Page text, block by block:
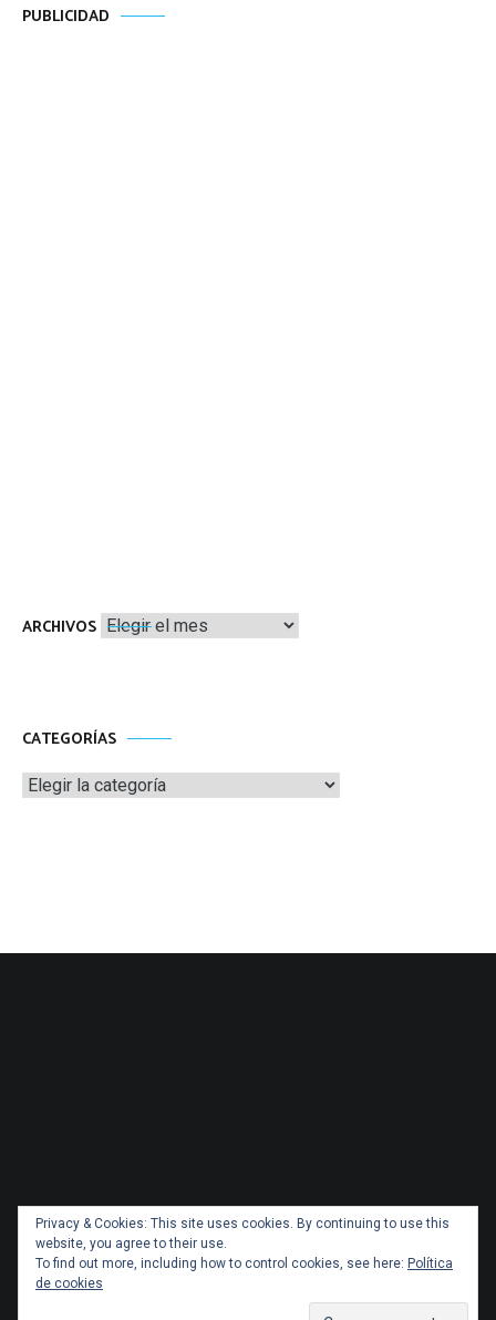
PUBLICIDAD
ARCHIVOS Archivos
CATEGORÍAS
Categorías
Copyright 2026 Administracionytransportes.cl Todos los
Privacy & Cookies: This site uses cookies. By continuing to use this
website, you agree to their use.
To find out more, including how to control cookies, see here: Política
de cookies